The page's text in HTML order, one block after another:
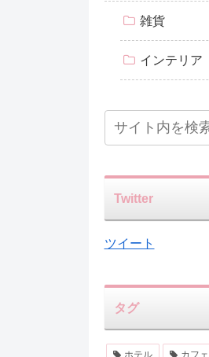
雑貨
インテリア
Twitter
ツイート
タグ